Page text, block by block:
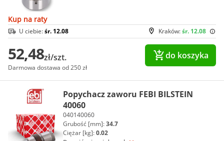
Kup na raty
Kraków:śr. 12.08
U ciebie:śr. 12.08
52,48zł/szt.
Darmowa dostawa od 250 zł
do koszyka
Popychacz zaworu FEBI BILSTEIN
40060
040140060
Grubość [mm]:34.7
Ciężar [kg]:0.02